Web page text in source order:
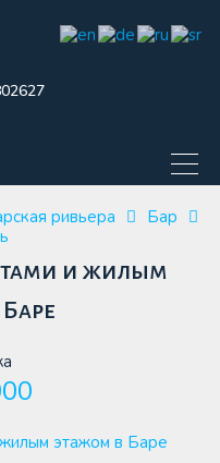
ривьера
Бар
и жилым